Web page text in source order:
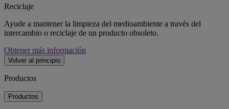
Reciclaje
Ayude a mantener la limpieza del medioambiente a través del
intercambio o reciclaje de un producto obsoleto.
Obtener más información
Volver al principio
Productos
Productos